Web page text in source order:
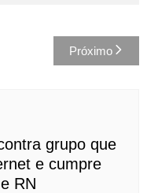
Próximo
grupo que
e cumpre
RN